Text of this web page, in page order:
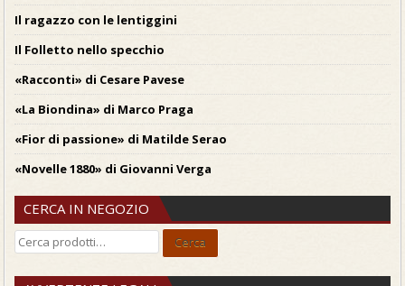
Il ragazzo con le lentiggini
Il Folletto nello specchio
«Racconti» di Cesare Pavese
«La Biondina» di Marco Praga
«Fior di passione» di Matilde Serao
«Novelle 1880» di Giovanni Verga
CERCA IN NEGOZIO
Cerca: Cerca